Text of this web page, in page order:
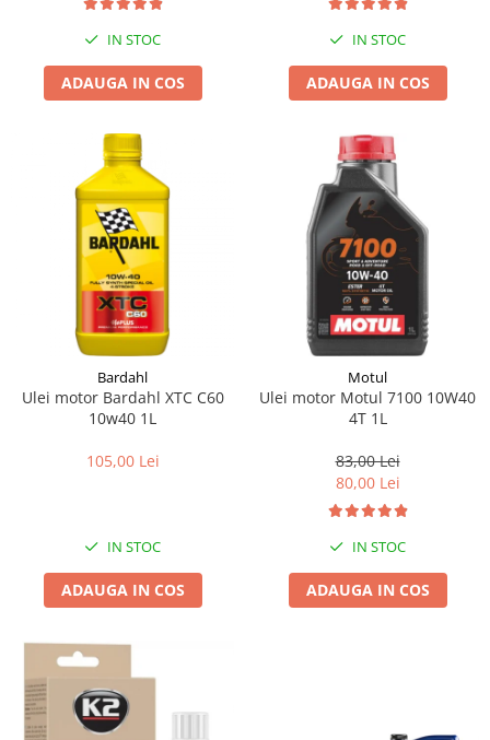
IN STOC
ADAUGA IN COS
IN STOC
ADAUGA IN COS
Bardahl
Ulei motor Bardahl XTC C60
10w40 1L
105,00 Lei
IN STOC
ADAUGA IN COS
Motul
Ulei motor Motul 7100 10W40
4T 1L
83,00 Lei
80,00 Lei
IN STOC
ADAUGA IN COS